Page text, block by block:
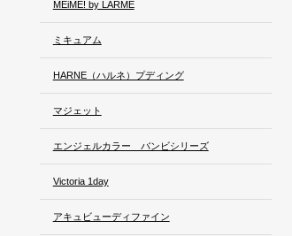
MEiME! by LARME
ミキュアム
HARNE（ハルネ）プディング
マジェット
エンジェルカラー バンビシリーズ
Victoria 1day
アキュビューディファイン